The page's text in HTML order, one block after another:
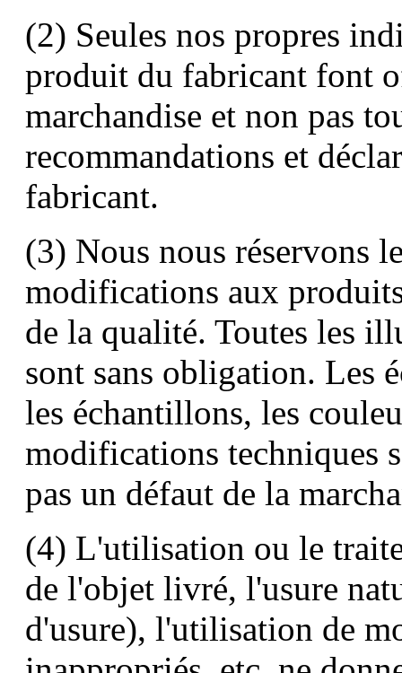
(2) Seules nos propres
produit du fabricant font
marchandise et non pas
recommandations et
fabricant.
(3) Nous nous réservons
modifications aux
de la qualité. Toutes les
sont sans obligation. Les
les échantillons, les
modifications techniques
pas un défaut de la
(4) L'utilisation ou le
de l'objet livré, l'usure
d'usure), l'utilisation de